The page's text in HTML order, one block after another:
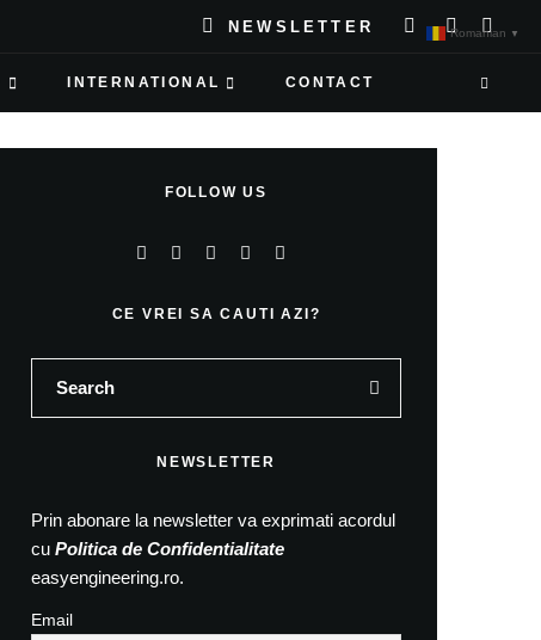
NEWSLETTER
INTERNATIONAL CONTACT
FOLLOW US
CE VREI SA CAUTI AZI?
NEWSLETTER
Prin abonare la newsletter va exprimati acordul
cu Politica de Confidentialitate
easyengineering.ro.
Email
Romanian ▼